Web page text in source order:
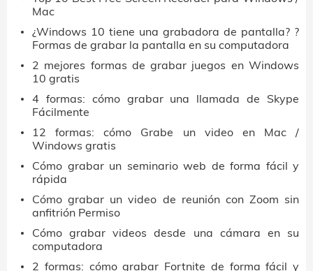
Mac
¿Windows 10 tiene una grabadora de pantalla? ?
Formas de grabar la pantalla en su computadora
2 mejores formas de grabar juegos en Windows
10 gratis
4 formas: cómo grabar una llamada de Skype
Fácilmente
12 formas: cómo Grabe un video en Mac /
Windows gratis
Cómo grabar un seminario web de forma fácil y
rápida
Cómo grabar un video de reunión con Zoom sin
anfitrión Permiso
Cómo grabar videos desde una cámara en su
computadora
2 formas: cómo grabar Fortnite de forma fácil y